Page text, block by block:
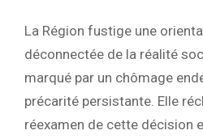
La Région fustige une
déconnectée de la réalité
marqué par un chômage
précarité persistante. Elle
réexamen de cette décision